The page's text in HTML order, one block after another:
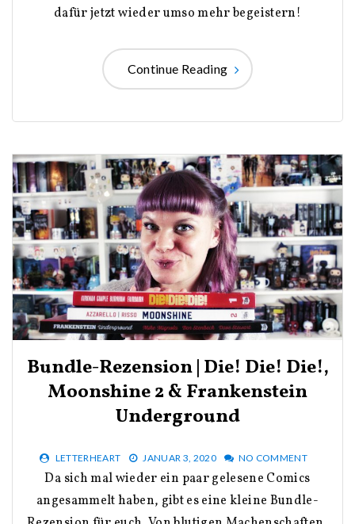
dafür jetzt wieder umso mehr begeistern!
Continue Reading
Bundle-Rezension | Die! Die! Die!,
Moonshine 2 & Frankenstein
Underground
LETTERHEART JANUAR 3, 2020 NO COMMENT
Da sich mal wieder ein paar gelesene Comics
angesammelt haben, gibt es eine kleine Bundle-